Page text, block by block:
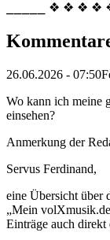
⎯⎯⎯⎯⎯ ❖ ❖ ❖ ❖
26.06.2026 - 07:50
Wo kann ich meine
einsehen?
Anmerkung der
Servus Ferdinand,
eine Übersicht über
„Mein
Einträge auch direkt